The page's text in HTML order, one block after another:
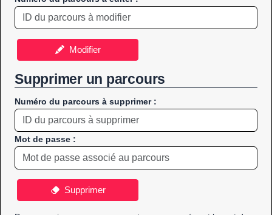
Modifier
Supprimer un parcours
Numéro du parcours à supprimer :
Mot de passe :
Supprimer